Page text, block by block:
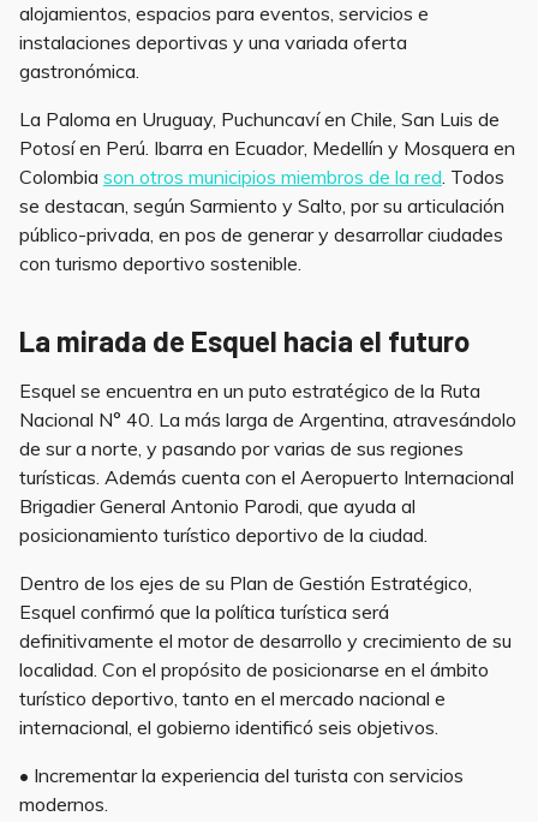
alojamientos, espacios para eventos, servicios e
instalaciones deportivas y una variada oferta
gastronómica.
La Paloma en Uruguay, Puchuncaví en Chile, San Luis de
Potosí en Perú. Ibarra en Ecuador, Medellín y Mosquera en
Colombia son otros municipios miembros de la red. Todos
se destacan, según Sarmiento y Salto, por su articulación
público-privada, en pos de generar y desarrollar ciudades
con turismo deportivo sostenible.
La mirada de Esquel hacia el futuro
Esquel se encuentra en un puto estratégico de la Ruta
Nacional N° 40. La más larga de Argentina, atravesándolo
de sur a norte, y pasando por varias de sus regiones
turísticas. Además cuenta con el Aeropuerto Internacional
Brigadier General Antonio Parodi, que ayuda al
posicionamiento turístico deportivo de la ciudad.
Dentro de los ejes de su Plan de Gestión Estratégico,
Esquel confirmó que la política turística será
definitivamente el motor de desarrollo y crecimiento de su
localidad. Con el propósito de posicionarse en el ámbito
turístico deportivo, tanto en el mercado nacional e
internacional, el gobierno identificó seis objetivos.
• Incrementar la experiencia del turista con servicios
modernos.